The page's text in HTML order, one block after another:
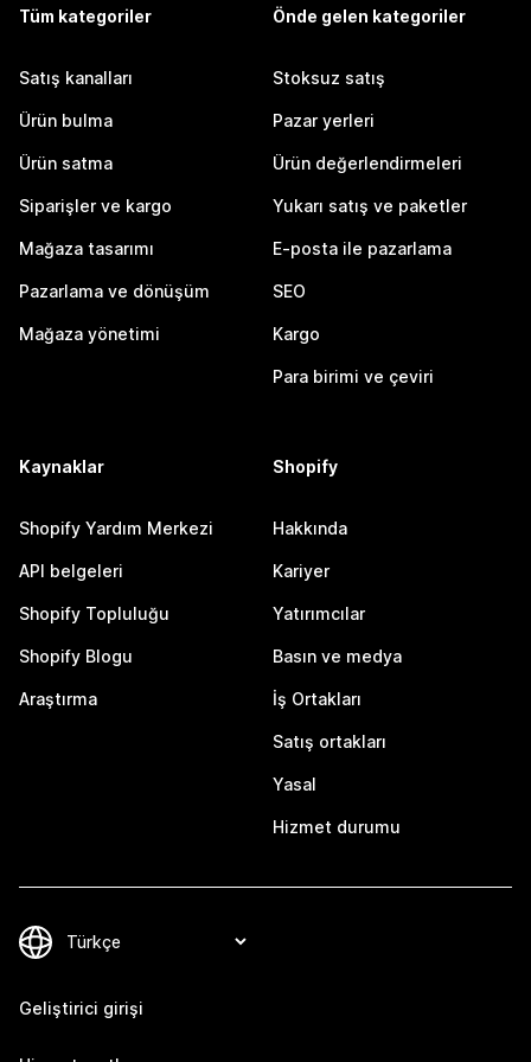
Tüm kategoriler
Satış kanalları
Ürün bulma
Ürün satma
Siparişler ve kargo
Mağaza tasarımı
Pazarlama ve dönüşüm
Mağaza yönetimi
Önde gelen kategoriler
Stoksuz satış
Pazar yerleri
Ürün değerlendirmeleri
Yukarı satış ve paketler
E-posta ile pazarlama
SEO
Kargo
Para birimi ve çeviri
Kaynaklar
Shopify Yardım Merkezi
API belgeleri
Shopify Topluluğu
Shopify Blogu
Araştırma
Shopify
Hakkında
Kariyer
Yatırımcılar
Basın ve medya
İş Ortakları
Satış ortakları
Yasal
Hizmet durumu
Geliştirici girişi